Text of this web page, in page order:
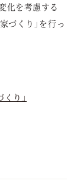
化を考慮する
づくり」を行っ
り」